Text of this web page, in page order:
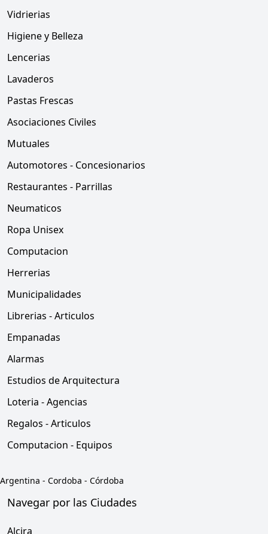
Vidrierias
Higiene y Belleza
Lencerias
Lavaderos
Pastas Frescas
Asociaciones Civiles
Mutuales
Automotores - Concesionarios
Restaurantes - Parrillas
Neumaticos
Ropa Unisex
Computacion
Herrerias
Municipalidades
Librerias - Articulos
Empanadas
Alarmas
Estudios de Arquitectura
Loteria - Agencias
Regalos - Articulos
Computacion - Equipos
Argentina - Cordoba - Córdoba
Navegar por las Ciudades
Alcira